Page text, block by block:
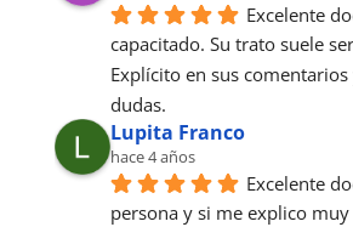
Excelente
capacitado. Su trato suele
Explícito en sus
dudas.
Lupita Franco
hace 4 años
Excelente
persona y si me explico